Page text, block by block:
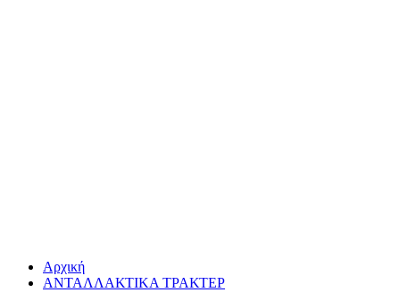
Αρχική
ΑΝΤΑΛΛΑΚΤΙΚΑ ΤΡΑΚΤΕΡ